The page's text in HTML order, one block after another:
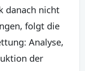
danach nicht
folgt die
Analyse,
der